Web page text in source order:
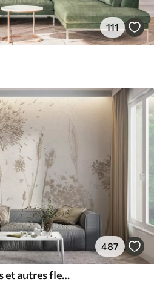
111
487
Un champ de pissenlits et autres fleurs sauvages sur un fond doux et brumeux